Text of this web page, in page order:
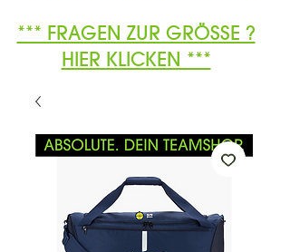
*** FRAGEN ZUR GRÖSSE ?
HIER KLICKEN ***